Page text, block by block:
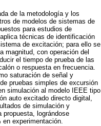
de la metodología y los
de modelos de sistemas de
para estudios de
técnicas de identificación
de excitación; para ello se
magnitud, con operación del
el tiempo de prueba de las
o respuesta en frecuencia.
saturación de señal y
pruebas simples de excursión
simulación al modelo IEEE tipo
auto excitado directo digital,
de simulación y
propuesta, lográndose
experimentación.